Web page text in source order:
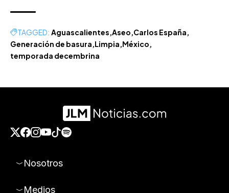
TAGGED: Aguascalientes Aseo Carlos España
Generación de basura Limpia México
temporada decembrina
Nosotros
Medios